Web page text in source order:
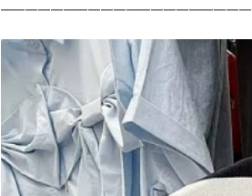
————————————————————